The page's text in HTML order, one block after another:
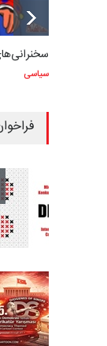
سیاسی